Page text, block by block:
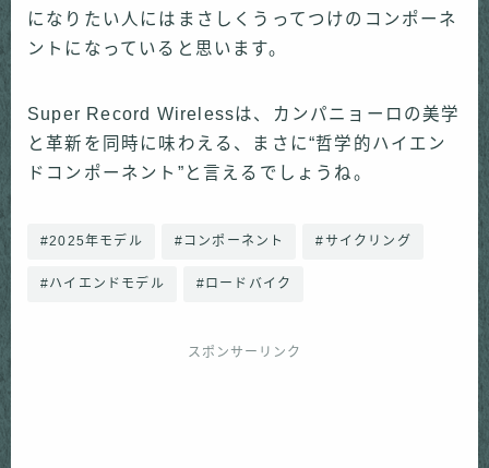
になりたい人にはまさしくうってつけのコンポーネ
ントになっていると思います。
Super Record Wirelessは、カンパニョーロの美学
と革新を同時に味わえる、まさに“哲学的ハイエン
ドコンポーネント”と言えるでしょうね。
#2025年モデル #コンポーネント #サイクリング
#ハイエンドモデル #ロードバイク
スポンサーリンク